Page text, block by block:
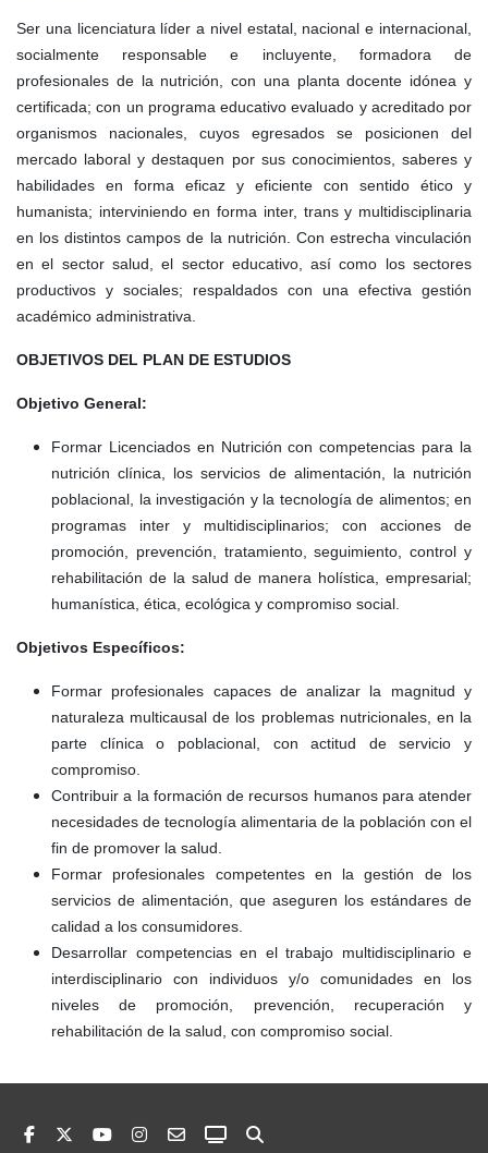
Ser una licenciatura líder a nivel estatal, nacional e internacional,
socialmente responsable e incluyente, formadora de
profesionales de la nutrición, con una planta docente idónea y
certificada; con un programa educativo evaluado y acreditado por
organismos nacionales, cuyos egresados se posicionen del
mercado laboral y destaquen por sus conocimientos, saberes y
habilidades en forma eficaz y eficiente con sentido ético y
humanista; interviniendo en forma inter, trans y multidisciplinaria
en los distintos campos de la nutrición. Con estrecha vinculación
en el sector salud, el sector educativo, así como los sectores
productivos y sociales; respaldados con una efectiva gestión
académico administrativa.
OBJETIVOS DEL PLAN DE ESTUDIOS
Objetivo General:
Formar Licenciados en Nutrición con competencias para la
nutrición clínica, los servicios de alimentación, la nutrición
poblacional, la investigación y la tecnología de alimentos; en
programas inter y multidisciplinarios; con acciones de
promoción, prevención, tratamiento, seguimiento, control y
rehabilitación de la salud de manera holística, empresarial;
humanística, ética, ecológica y compromiso social.
Objetivos Específicos:
Formar profesionales capaces de analizar la magnitud y
naturaleza multicausal de los problemas nutricionales, en la
parte clínica o poblacional, con actitud de servicio y
compromiso.
Contribuir a la formación de recursos humanos para atender
necesidades de tecnología alimentaria de la población con el
fin de promover la salud.
Formar profesionales competentes en la gestión de los
servicios de alimentación, que aseguren los estándares de
calidad a los consumidores.
Desarrollar competencias en el trabajo multidisciplinario e
interdisciplinario con individuos y/o comunidades en los
niveles de promoción, prevención, recuperación y
rehabilitación de la salud, con compromiso social.